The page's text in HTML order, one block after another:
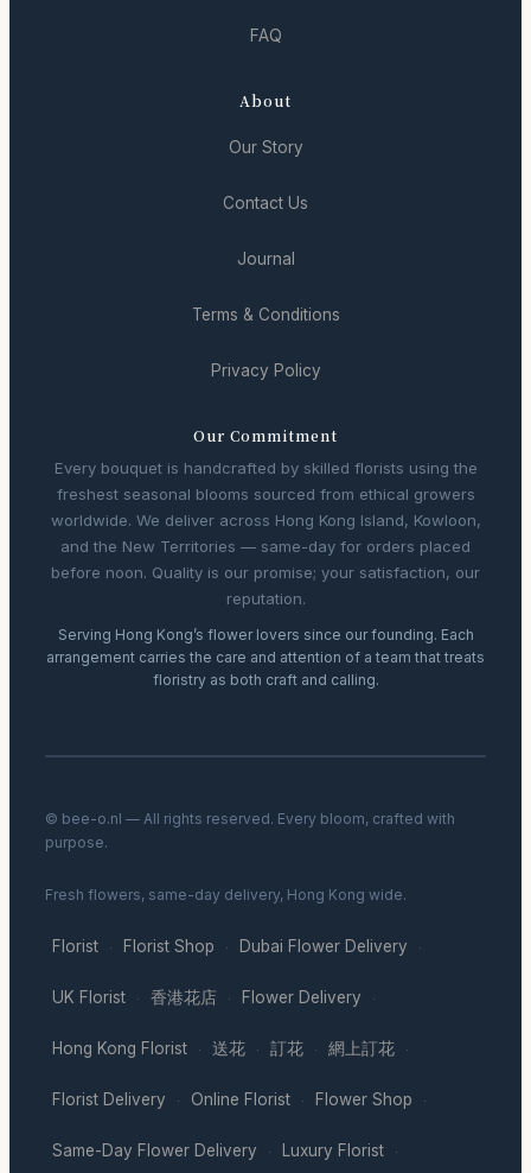
FAQ
About
Our Story
Contact Us
Journal
Terms & Conditions
Privacy Policy
Our Commitment
Every bouquet is handcrafted by skilled florists using the
freshest seasonal blooms sourced from ethical growers
worldwide. We deliver across Hong Kong Island, Kowloon,
and the New Territories — same-day for orders placed
before noon. Quality is our promise; your satisfaction, our
reputation.
Serving Hong Kong’s flower lovers since our founding. Each
arrangement carries the care and attention of a team that treats
floristry as both craft and calling.
© bee-o.nl — All rights reserved. Every bloom, crafted with
purpose.
Fresh flowers, same-day delivery, Hong Kong wide.
Florist · Florist Shop · Dubai Flower Delivery ·
UK Florist · 香港花店 · Flower Delivery ·
Hong Kong Florist · 送花 · 訂花 · 網上訂花 ·
Florist Delivery · Online Florist · Flower Shop ·
Same-Day Flower Delivery · Luxury Florist ·